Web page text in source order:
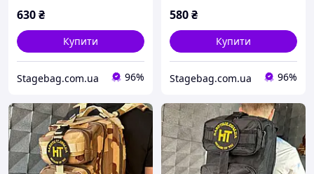
630₴
Купити
Stagebag.com.ua 96%
580₴
Купити
Stagebag.com.ua 96%